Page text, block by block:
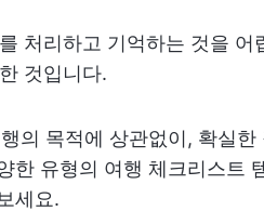
처리하고 기억하는 것을 어
것입니다.
의 목적에 상관없이, 확실한
한 유형의 여행 체크리스트
세요.